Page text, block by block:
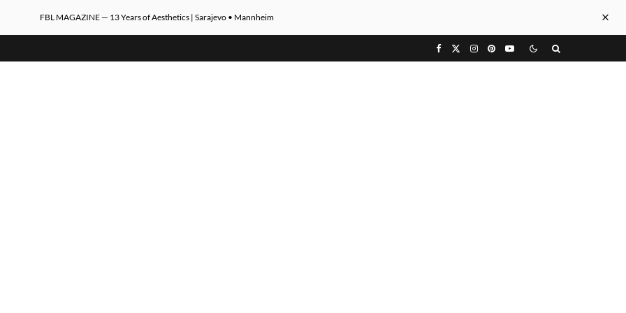
FBL MAGAZINE — 13 Years of Aesthetics | Sarajevo • Mannheim